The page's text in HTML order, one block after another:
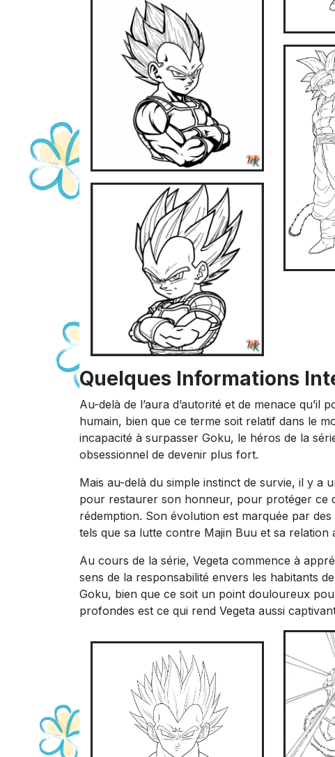
Quelques Informations
Au-delà de l’aura d’autorité et de menace
humain, bien que ce terme soit relatif dans le
incapacité à surpasser Goku, le héros de la
obsessionnel de devenir plus fort.
Mais au-delà du simple instinct de survie, il y a
pour restaurer son honneur, pour protéger ce
rédemption. Son évolution est marquée par
tels que sa lutte contre Majin Buu et sa relation
Au cours de la série, Vegeta commence à
sens de la responsabilité envers les habitants
Goku, bien que ce soit un point douloureux
profondes est ce qui rend Vegeta aussi